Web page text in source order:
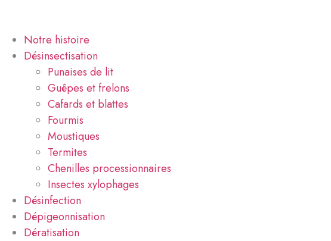
Notre histoire
Désinsectisation
Punaises de lit
Guêpes et frelons
Cafards et blattes
Fourmis
Moustiques
Termites
Chenilles processionnaires
Insectes xylophages
Désinfection
Dépigeonnisation
Dératisation